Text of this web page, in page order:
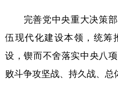
完善党中央重大决策部
伍现代化建设本领，统筹
设，锲而不舍落实中央八
败斗争攻坚战、持久战、